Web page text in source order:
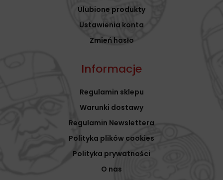
Ulubione produkty
Ustawienia konta
Zmień hasło
Informacje
Regulamin sklepu
Warunki dostawy
Regulamin Newslettera
Polityka plików cookies
Polityka prywatności
O nas